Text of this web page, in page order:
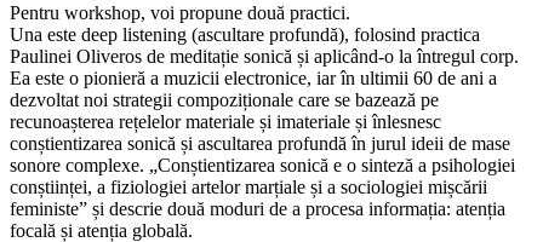
Pentru workshop, voi propune două practici.
Una este deep listening (ascultare profundă), folosind practica
Paulinei Oliveros de meditație sonică și aplicând-o la întregul corp.
Ea este o pionieră a muzicii electronice, iar în ultimii 60 de ani a
dezvoltat noi strategii compoziționale care se bazează pe
recunoașterea rețelelor materiale și imateriale și înlesnesc
conștientizarea sonică și ascultarea profundă în jurul ideii de mase
sonore complexe. „Conștientizarea sonică e o sinteză a psihologiei
conștiinței, a fiziologiei artelor marțiale și a sociologiei mișcării
feministe” și descrie două moduri de a procesa informația: atenția
focală și atenția globală.